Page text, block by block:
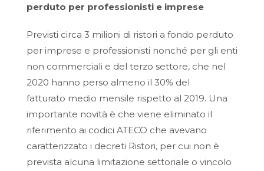
perduto per professionisti e imprese
Previsti circa 3 milioni di ristori a fondo perduto
per imprese e professionisti nonché per gli enti
non commerciali e del terzo settore, che nel
2020 hanno perso almeno il 30% del
fatturato medio mensile rispetto al 2019. Una
importante novità è che viene eliminato il
riferimento ai codici ATECO che avevano
caratterizzato i decreti Ristori, per cui non è
prevista alcuna limitazione settoriale o vincolo